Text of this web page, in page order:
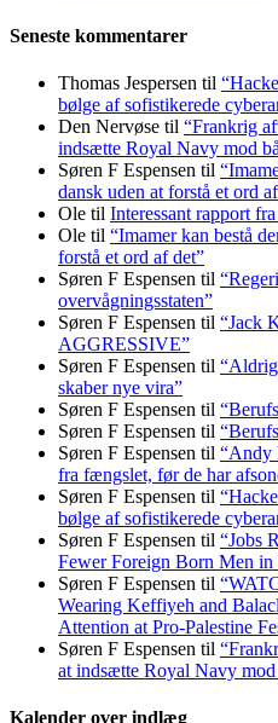
Seneste kommentarer
Thomas Jespersen til
bølge af sofistikerede
Den Nervøse til “Frankrig
indsætte Royal Navy mod
Søren F Espensen til
dansk uden at forstå et ord
Ole til Interessant rapport
Ole til “Imamer kan bestå
forstå et ord af det”
Søren F Espensen til
overvågningsstaten”
Søren F Espensen til “Jack
AGGRESSIVE”
Søren F Espensen til
skaber nye vira”
Søren F Espensen til
Søren F Espensen til
Søren F Espensen til “Andy
fra fængslet, før de har
Søren F Espensen til
bølge af sofistikerede
Søren F Espensen til “Jobs
Fewer Foreign Born Men
Søren F Espensen til
Wearing Keffiyeh and
Attention at Pro-Palestine
Søren F Espensen til
at indsætte Royal Navy
Kalender over indlæg